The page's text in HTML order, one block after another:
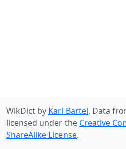
WikDict by Karl Bartel. Data
licensed under the Creative
ShareAlike License.